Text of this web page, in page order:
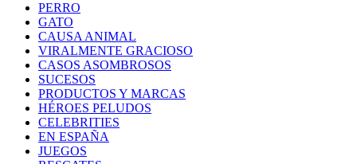
PERRO
GATO
CAUSA ANIMAL
VIRALMENTE GRACIOSO
CASOS ASOMBROSOS
SUCESOS
PRODUCTOS Y MARCAS
HÉROES PELUDOS
CELEBRITIES
EN ESPAÑA
JUEGOS